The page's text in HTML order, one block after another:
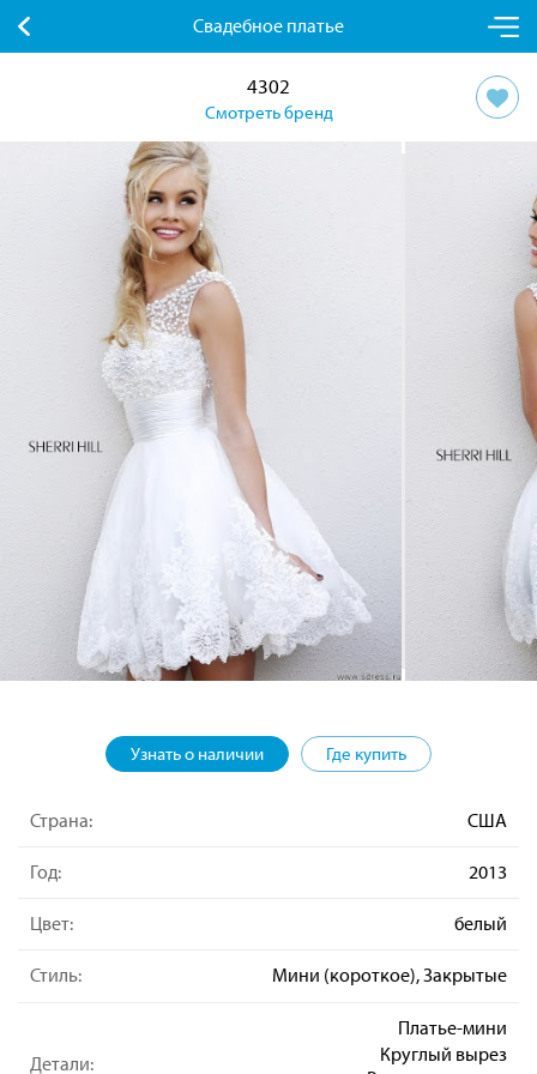
Свадебное платье
4302
Смотреть бренд
Узнать о наличии Где купить
Страна: США
Год: 2013
Цвет: белый
Стиль: Мини (короткое), Закрытые
Детали:
Платье-мини
Круглый вырез